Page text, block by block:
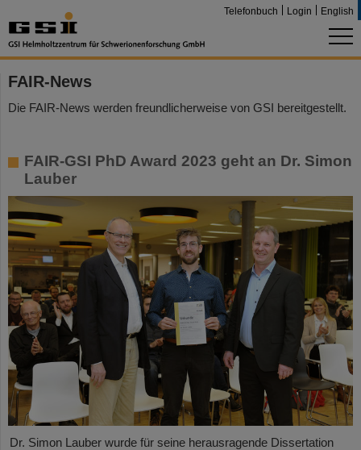
Telefonbuch Login English
FAIR-News
Die FAIR-News werden freundlicherweise von GSI bereitgestellt.
FAIR-GSI PhD Award 2023 geht an Dr. Simon
Lauber
Dr. Simon Lauber wurde für seine herausragende Dissertation